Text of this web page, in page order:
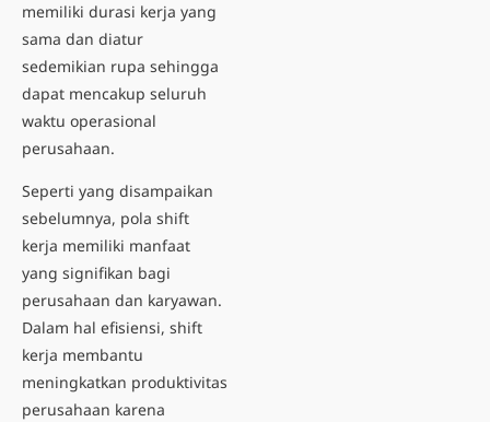
memiliki durasi kerja yang
sama dan diatur
sedemikian rupa sehingga
dapat mencakup seluruh
waktu operasional
perusahaan.
Seperti yang disampaikan
sebelumnya, pola shift
kerja memiliki manfaat
yang signifikan bagi
perusahaan dan karyawan.
Dalam hal efisiensi, shift
kerja membantu
meningkatkan produktivitas
perusahaan karena